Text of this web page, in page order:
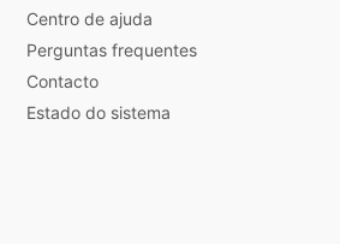
Centro de ajuda
Perguntas frequentes
Contacto
Estado do sistema